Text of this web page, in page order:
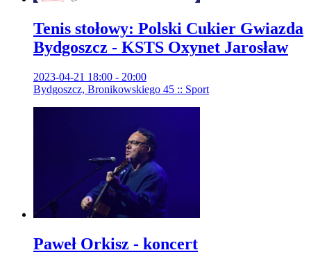
Tenis stołowy: Polski Cukier Gwiazda
Bydgoszcz - KSTS Oxynet Jarosław
2023-04-21 18:00 - 20:00
Bydgoszcz, Bronikowskiego 45 :: Sport
Paweł Orkisz - koncert